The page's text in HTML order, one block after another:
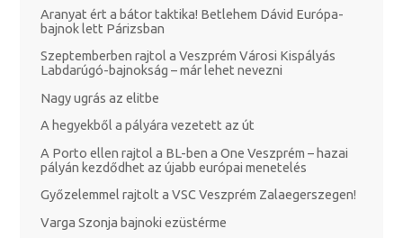
Aranyat ért a bátor taktika! Betlehem Dávid Európa-
bajnok lett Párizsban
Szeptemberben rajtol a Veszprém Városi Kispályás
Labdarúgó-bajnokság – már lehet nevezni
Nagy ugrás az elitbe
A hegyekből a pályára vezetett az út
A Porto ellen rajtol a BL-ben a One Veszprém – hazai
pályán kezdődhet az újabb európai menetelés
Győzelemmel rajtolt a VSC Veszprém Zalaegerszegen!
Varga Szonja bajnoki ezüstérme